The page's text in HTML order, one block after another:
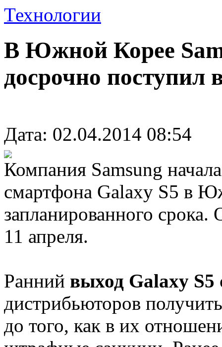
Технологии
В Южной Корее
досрочно поступил
Дата: 02.04.2014 08:54
Компания Samsung
смартфона Galaxy S5 в
запланированного
11 апреля.
Ранний выход Galaxy S5
дистрибьюторов
до того, как в их